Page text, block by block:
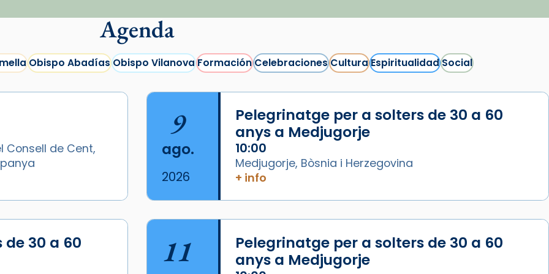
Cargar más...
Agenda
Obispo AbadíasObispo VilanovaFormaciónCelebracionesCulturaEspiritualidadSocial
Consell de Cent,
9
ago.
2026
Pelegrinatge per a solters de 30 a 60
anys a Medjugorje
10:00
Medjugorje, Bòsnia i Herzegovina
+ info
30 a 60
11
Pelegrinatge per a solters de 30 a 60
anys a Medjugorje